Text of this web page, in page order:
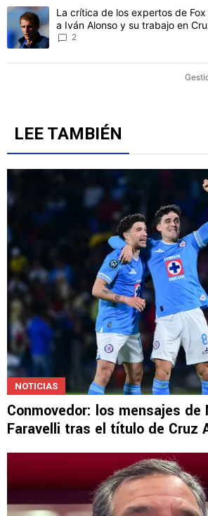
CONVERSACIONES ACTIVAS
Este listado muestra los artículos con más
Un artículo de tendencia con el título
Con ausencias, la alineación que
ante Philadelphia por la Leagues
Un artículo de tendencia con el título "La
La crítica de los expertos de
LEE TAMBIÉN
Conmovedor: los mensajes de
Faravelli tras el título de Cruz